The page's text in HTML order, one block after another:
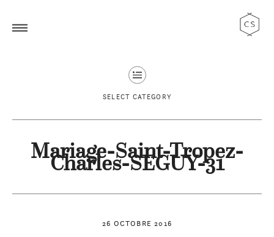
SELECT CATEGORY
26 OCTOBRE 2016
Mariage-Saint-Tropez-
Charles-SEGUY-31